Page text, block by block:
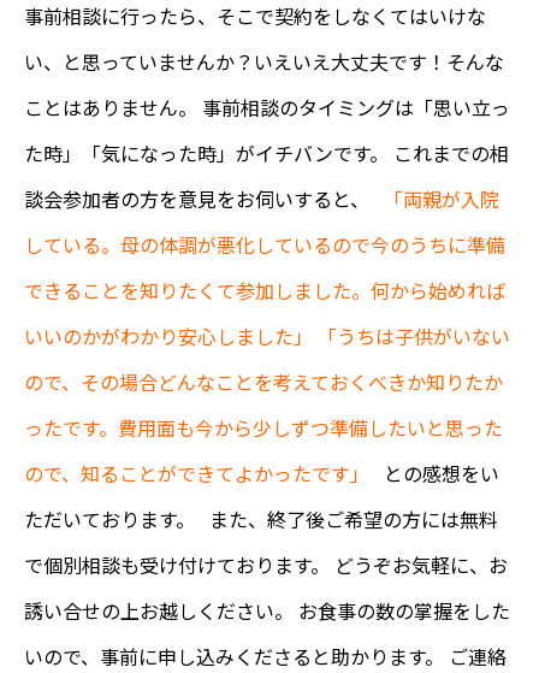
事前相談に行ったら、そこで契約をしなくてはいけな
い、と思っていませんか？いえいえ大丈夫です！そんな
ことはありません。 事前相談のタイミングは「思い立っ
た時」「気になった時」がイチバンです。 これまでの相
談会参加者の方を意見をお伺いすると、
「両親が入院
している。母の体調が悪化しているので今のうちに準備
できることを知りたくて参加しました。何から始めれば
いいのかがわかり安心しました」
「うちは子供がいない
ので、その場合どんなことを考えておくべきか知りたか
ったです。費用面も今から少しずつ準備したいと思った
ので、知ることができてよかったです」
との感想をい
ただいております。 また、終了後ご希望の方には無料
で個別相談も受け付けております。 どうぞお気軽に、お
誘い合せの上お越しください。 お食事の数の掌握をした
いので、事前に申し込みくださると助かります。 ご連絡